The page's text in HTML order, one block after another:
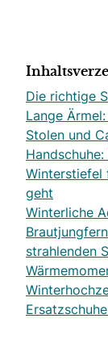
Die richtige
Lange
Stolen und
Winterstiefel
geht
Winterliche
strahlenden